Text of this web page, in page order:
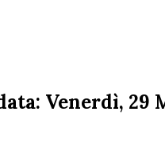
Venerdì, 29